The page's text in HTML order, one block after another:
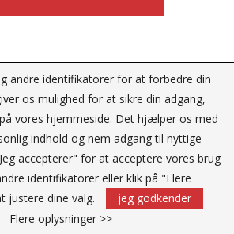
Reklame
andre identifikatorer for at forbedre din
os mulighed for at sikre din adgang,
vores hjemmeside. Det hjælper os med
indhold og nem adgang til nyttige
accepterer" for at acceptere vores brug
identifikatorer eller klik på "Flere
justere dine valg.
jeg godkender
Flere oplysninger >>